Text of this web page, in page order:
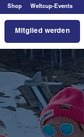
Shop Weltcup-Events
Mitglied werden